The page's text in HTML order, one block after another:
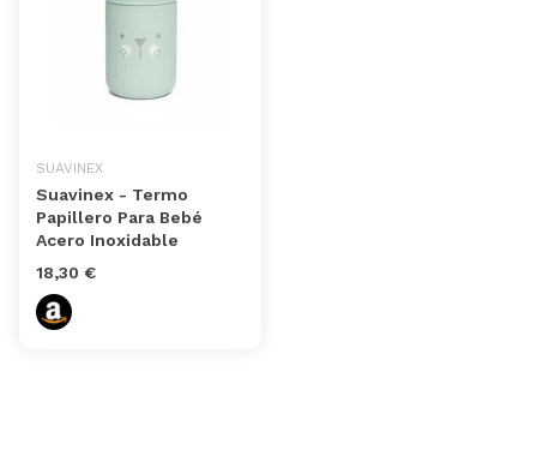
SUAVINEX
Suavinex - Termo
Papillero Para Bebé
Acero Inoxidable
18,30 €